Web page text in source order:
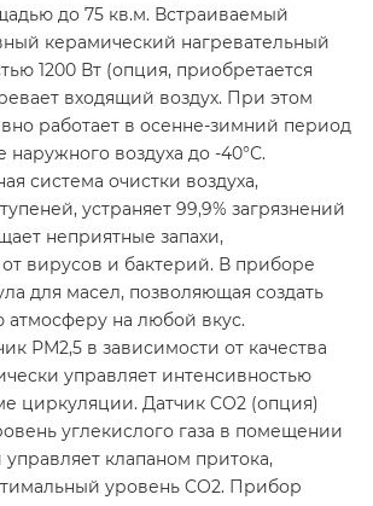
до 75 кв.м. Встраиваемый
керамический нагревательный
1200 Вт (опция, приобретается
входящий воздух. При этом
работает в осенне-зимний период
наружного воздуха до -40°С.
система очистки воздуха,
устраняет 99,9% загрязнений
неприятные запахи,
вирусов и бактерий. В приборе
для масел, позволяющая создать
атмосферу на любой вкус.
РМ2,5 в зависимости от качества
управляет интенсивностью
циркуляции. Датчик CO2 (опция)
углекислого газа в помещении
управляет клапаном притока,
уровень CO2. Прибор